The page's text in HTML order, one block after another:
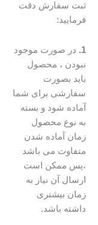
ثبت سفارش دقت
فرمایید:
در صورت موجود
نبودن ، محصول
باید بصورت
سفارشی برای شما
آماده شود و بسته
به نوع محصول
زمان آماده شدن
متفاوت می باشد
،پس ممکن است
ارسال آن نیاز به
زمان بیشتری
داشته باشد.